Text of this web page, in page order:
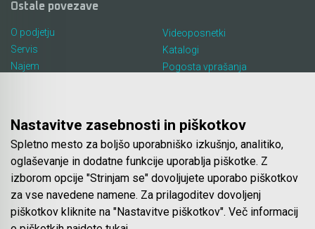
Ostale povezave
O podjetju
Servis
Najem
Videoposnetki
Katalogi
Pogosta vprašanja
Spletna trgovina
Pogoji poslovanja
Plačila
Odstop od nakupa
Nastavitve zasebnosti in piškotkov
Spletno mesto za boljšo uporabniško izkušnjo, analitiko,
oglaševanje in dodatne funkcije uporablja piškotke. Z
izborom opcije "Strinjam se" dovoljujete uporabo piškotkov
za vse navedene namene. Za prilagoditev dovoljenj
piškotkov kliknite na "Nastavitve piškotkov". Več informacij